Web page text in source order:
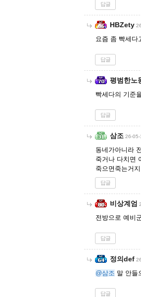
답글
HBZety
요즘 좀 빡세
답글
평범한노
빡세다의 기준
답글
삼조 26-
동네가아니라
죽거나 다치면
죽으면죽는거
답글
비상계엄
전방으로 예비
답글
정의def
@삼조 말 안들
답글